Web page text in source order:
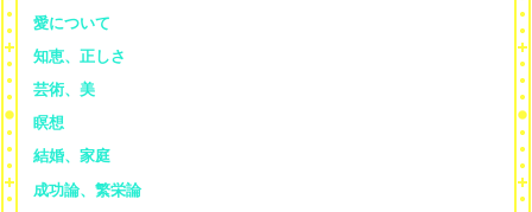
愛について
知恵、正しさ
芸術、美
瞑想
結婚、家庭
成功論、繁栄論